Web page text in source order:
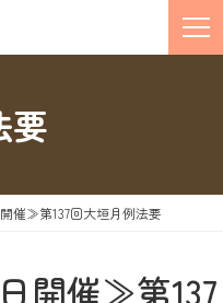
要
催≫第137回大垣月例法要
開催≫第137